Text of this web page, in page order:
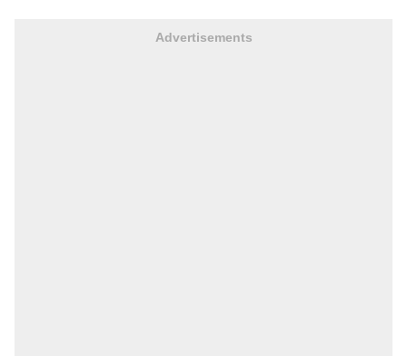
Advertisements